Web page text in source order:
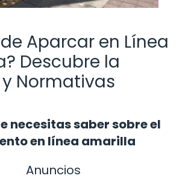
Aparcar en Línea
Descubre la
Normativas
necesitas saber sobre el
en línea amarilla
Anuncios